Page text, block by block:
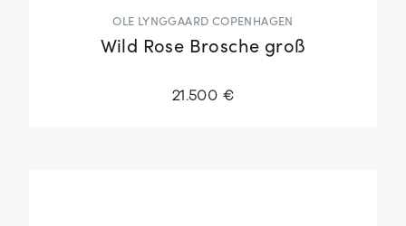
OLE LYNGGAARD COPENHAGEN
Wild Rose Brosche groß
21.500 €